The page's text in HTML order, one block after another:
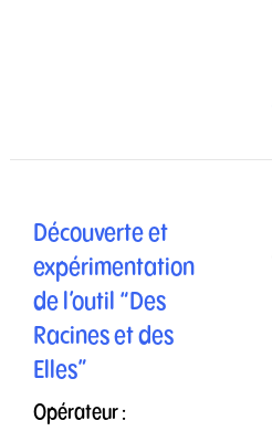
Découverte et
expérimentation
de l’outil “Des
Racines et des
Elles”
Opérateur :